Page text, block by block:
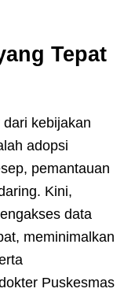
Tepat
kebijakan
adopsi
pemantauan
Kini,
data
meminimalkan
Puskesmas